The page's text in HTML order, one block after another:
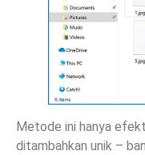
Metode ini hanya
ditambahkan unik –